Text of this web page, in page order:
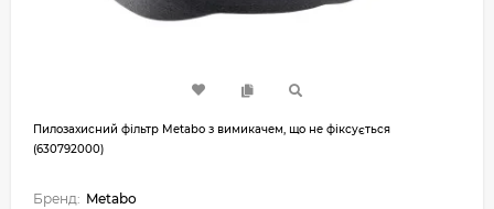
Пилозахисний фільтр Metabo з вимикачем, що не фіксується
(630792000)
Бренд: Metabo